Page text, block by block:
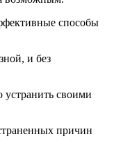
и без
устранить своими
причин